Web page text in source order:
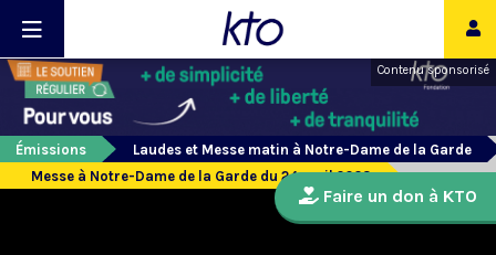
Contenu sponsorisé
Émissions
Laudes et Messe matin à Notre-Dame de la Garde
Messe à Notre-Dame de la Garde du 24 avril 2023
Faire un don à KTO